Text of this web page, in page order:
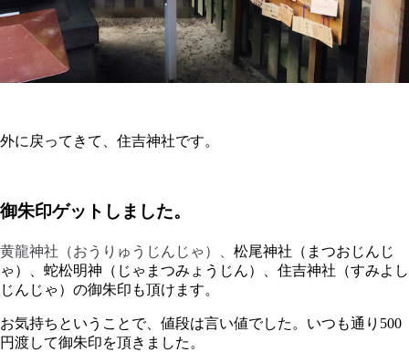
外に戻ってきて、住吉神社です。
御朱印ゲットしました。
黄龍神社（おうりゅうじんじゃ）、
松尾神社（まつおじんじ
ゃ）、蛇松明神（じゃまつみょうじん）、住吉神社（すみよし
じんじゃ）の御朱印も頂けます。
お気持ちということで、値段は言い値でした。いつも通り500
円渡して御朱印を頂きました。